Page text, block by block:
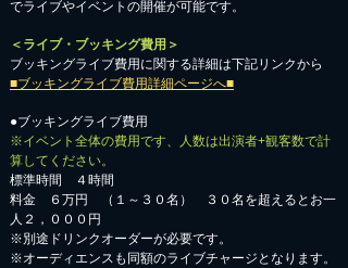
でライブやイベントの開催が可能です。
＜ライブ・ブッキング費用＞
ブッキングライブ費用に関する詳細は下記リンクから
■ブッキングライブ費用詳細ページへ■
●ブッキングライブ費用
※イベント全体の費用です、人数は出演者+観客数で計
算してください。
標準時間 ４時間
料金 ６万円 （１～３０名） ３０名を超えるとお一
人２，０００円
※別途ドリンクオーダーが必要です。
※オーディエンスも同額のライブチャージとなります。